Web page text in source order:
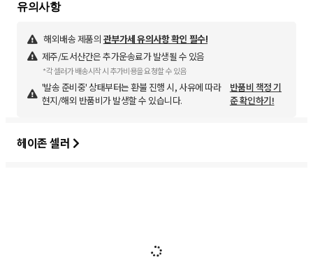
유의사항
해외배송 제품의 관부가세 유의사항 확인 필수!
제주/도서산간은 추가운송료가 발생될 수 있음
*각 셀러가 배송시작 시 추가비용을 요청할 수 있음
'발송 준비중' 상태부터는 환불 진행 시, 사유에 따라
현지/해외 반품비가 발생할 수 있습니다.
반품비 책정 기
준 확인하기!
헤이존 셀러